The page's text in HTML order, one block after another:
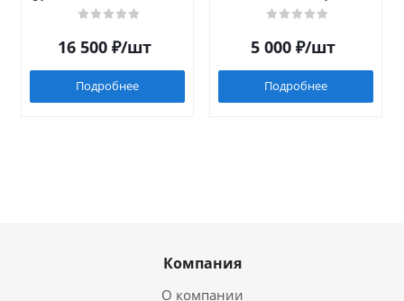
042)
16 500₽/шт
Подробнее
5 000₽/шт
Подробнее
Компания
О компании